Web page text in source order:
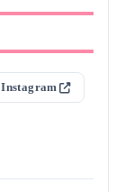
Instagram